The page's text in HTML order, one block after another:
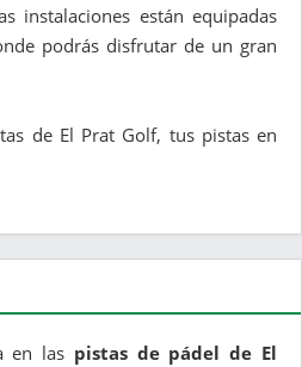
instalaciones están equipadas
podrás disfrutar de un gran
de El Prat Golf, tus pistas en
en las pistas de pádel de El